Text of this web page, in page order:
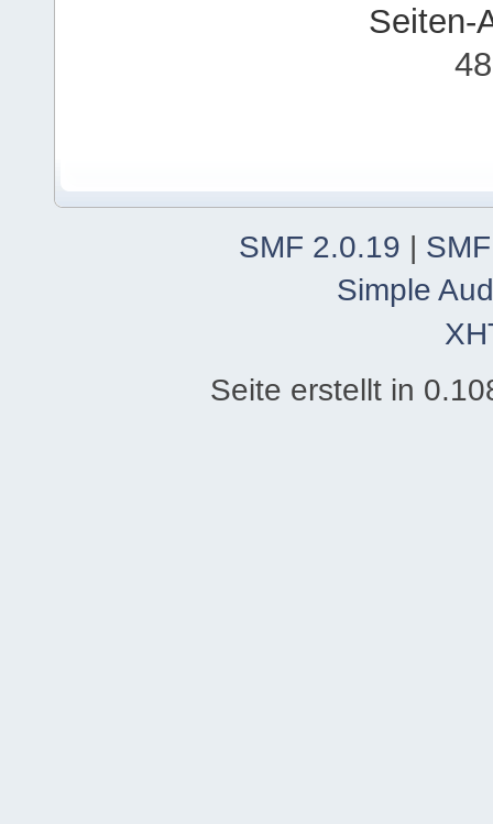
Seiten-
SMF 2.0.19
Simple
Seite erstellt in